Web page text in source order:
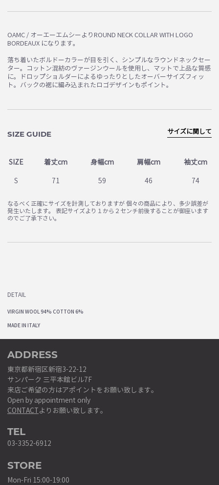
OAMC / オーエーエムシーよりROUND NECK COLLAR WITH LOGO
BORDEAUX になります。
落ち着いたボルドーカラーが目を引く、シンプルなラウンドネックセー
ター。コットン混紡のヴァージンウールを使用し、マットで上品な質感
に。ドロップショルダーによるゆったりとしたオーバーサイズフィッ
ト。バックの裾に編み込まれたロゴデザインもポイント。
SIZE GUIDE
SIZE 着丈cm 身幅cm 肩幅cm 袖丈cm
S 71 59 46 74
サイズに関して
なるべく正確にサイズを計測しておりますが 個々の商品により、多少誤差が
発生いたします。 表記サイズより１から２センチ前後することが御座います
のでご了承下さい。
DETAIL
VIRGIN WOOL 94% COTTON 6%
MADE IN ITALY
ADDRESS
東京都新宿区新宿3-22-12
サンパーク 三平本館ビル7F
来店ご希望の方はアポイントをお願い致します。
Open by appointment only
CONTACTよりお願い致します。
TEL
03-3352-6912
STORE
Mon-Fri 15:00-19:00